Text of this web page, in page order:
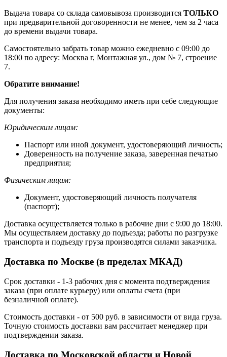
Выдача товара со склада самовывоза производится ТОЛЬКО
при предварительной договоренности не менее, чем за 2 часа
до времени выдачи товара.
Самостоятельно забрать товар можно ежедневно с 09:00 до
18:00 по адресу: Москва г, Монтажная ул., дом № 7, строение
7.
Обратите внимание!
Для получения заказа необходимо иметь при себе следующие
документы:
Юридическим лицам:
Паспорт или иной документ, удостоверяющий личность;
Доверенность на получение заказа, заверенная печатью
предприятия;
Физическим лицам:
Документ, удостоверяющий личность получателя
(паспорт);
Доставка осуществляется только в рабочие дни с 9:00 до 18:00.
Мы осуществляем доставку до подъезда; работы по разгрузке
транспорта и подъезду груза производятся силами заказчика.
Доставка по Москве (в пределах МКАД)
Срок доставки - 1-3 рабочих дня с момента подтверждения
заказа (при оплате курьеру) или оплаты счета (при
безналичной оплате).
Стоимость доставки - от 500 руб. в зависимости от вида груза.
Точную стоимость доставки вам рассчитает менеджер при
подтверждении заказа.
Доставка по Московской области и Новой